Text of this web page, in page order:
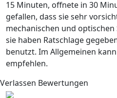
15 Minuten, offnete in 30
gefallen, dass sie sehr
mechanischen und
sie haben Ratschlage
benutzt. Im Allgemeinen
empfehlen.
Verlassen Bewertungen